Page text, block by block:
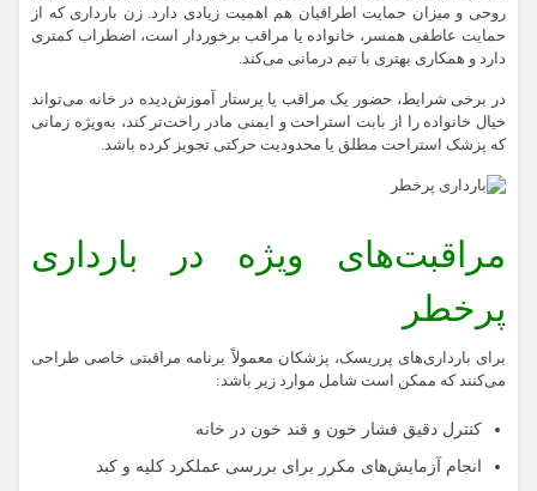
روحی و میزان حمایت اطرافیان هم اهمیت زیادی دارد. زن بارداری که از
حمایت عاطفی همسر، خانواده یا مراقب برخوردار است، اضطراب کمتری
دارد و همکاری بهتری با تیم درمانی می‌کند.
در برخی شرایط، حضور یک مراقب یا پرستار آموزش‌دیده در خانه می‌تواند
خیال خانواده را از بابت استراحت و ایمنی مادر راحت‌تر کند، به‌ویژه زمانی
که پزشک استراحت مطلق یا محدودیت حرکتی تجویز کرده باشد.
مراقبت‌های ویژه در بارداری
پرخطر
برای بارداری‌های پرریسک، پزشکان معمولاً برنامه‌ مراقبتی خاصی طراحی
می‌کنند که ممکن است شامل موارد زیر باشد:
کنترل دقیق فشار خون و قند خون در خانه
انجام آزمایش‌های مکرر برای بررسی عملکرد کلیه و کبد